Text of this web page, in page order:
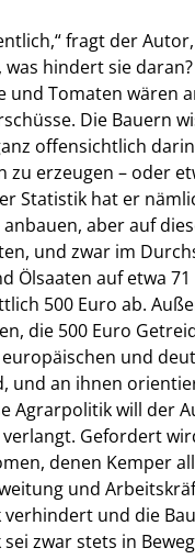
fragt der
was hindert sie
und Tomaten wären
Die Bauern
offensichtlich
zu erzeugen – oder
Statistik hat er
aber auf
und zwar im
Ölsaaten auf etwa
500 Euro ab.
die 500 Euro
und
und an ihnen
Agrarpolitik will der
Gefordert
denen Kemper
und
und die
zwar stets in